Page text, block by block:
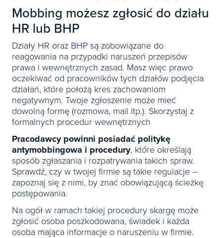
Mobbing możesz zgłosić do działu
HR lub BHP
Działy HR oraz BHP są zobowiązane do
reagowania na przypadki naruszeń przepisów
prawa i wewnętrznych zasad. Masz więc prawo
oczekiwać od pracowników tych działów podjęcia
działań, które położą kres zachowaniom
negatywnym. Twoje zgłoszenie może mieć
dowolną formę (rozmowa, mail itp.). Skorzystaj z
formalnych procedur wewnętrznych
Pracodawcy powinni posiadać politykę
antymobbingowa i procedury, które określają
sposób zgłaszania i rozpatrywania takich spraw.
Sprawdź, czy w twojej firmie są takie regulacje –
zapoznaj się z nimi, by znać obowiązującą ścieżkę
postępowania.
Na ogół w ramach takiej procedury skargę może
zgłosić osoba poszkodowana, świadek i każda
osoba mająca informacje o naruszeniu w firmie.